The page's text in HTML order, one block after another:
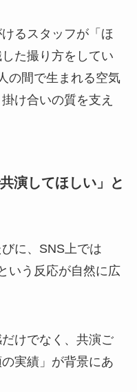
るスタッフが「ほ
た撮り方をしてい
の間で生まれる空気
け合いの質を支え
演してほしい」と
に、SNS上では
いう反応が自然に広
けでなく、共演ご
実績」が背景にあ